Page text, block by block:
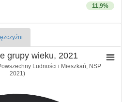
11,9%
grupy wieku, 2021
Ludności i Mieszkań, NSP
2021)